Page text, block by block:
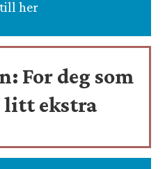
her
For deg som
ekstra